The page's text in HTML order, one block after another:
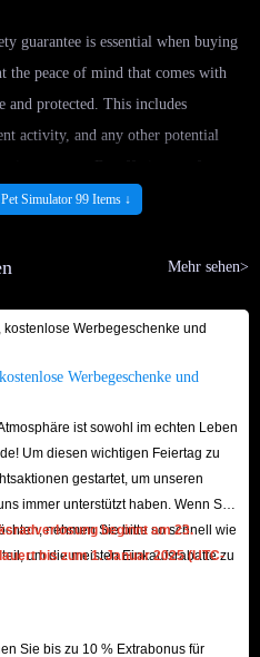
guarantee is essential when buying
the peace of mind that comes with
and protected. This includes
activity, and any other potential
process. By offering a safety
in their customers and build a
a safety guarantee, IGGM implement
measures, and providing clear and
throughout the purchasing
IGGM can create a seamless and
99 items is on the rise, and
ways to make their purchases. By
guarantee, IGGM can meet the
providing a seamless and secure
Simulator 99 Items ↓
Mehr sehen>
Werbegeschenke und
ist sowohl im echten Leben
Um diesen wichtigen Feiertag zu
gestartet, um unseren
immer unterstützt haben. Wenn Sie
nehmen Sie bitte so schnell wie
um die meisten Einkaufsrabatte zu
beginnt am 23.
bis zum 1. Januar 2025 (UTC-
Sie bis zu 10 % Extrabonus für